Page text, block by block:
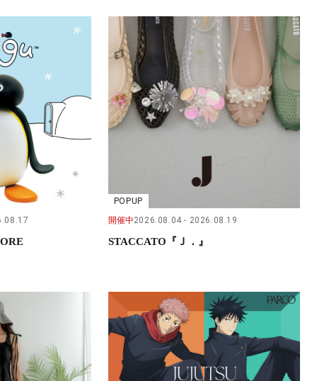
POPUP
開催中2026.08.04 2026.08.19
STACCATO『Ｊ．』